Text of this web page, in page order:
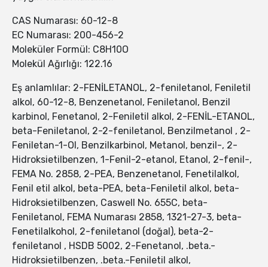
CAS Numarası: 60-12-8
EC Numarası: 200-456-2
Moleküler Formül: C8H10O
Molekül Ağırlığı: 122.16
Eş anlamlılar: 2-FENİLETANOL, 2-feniletanol, Feniletil
alkol, 60-12-8, Benzenetanol, Feniletanol, Benzil
karbinol, Fenetanol, 2-Feniletil alkol, 2-FENİL-ETANOL,
beta-Feniletanol, 2-2-feniletanol, Benzilmetanol , 2-
Feniletan-1-Ol, Benzilkarbinol, Metanol, benzil-, 2-
Hidroksietilbenzen, 1-Fenil-2-etanol, Etanol, 2-fenil-,
FEMA No. 2858, 2-PEA, Benzenetanol, Fenetilalkol,
Fenil etil alkol, beta-PEA, beta-Feniletil alkol, beta-
Hidroksietilbenzen, Caswell No. 655C, beta-
Feniletanol, FEMA Numarası 2858, 1321-27-3, beta-
Fenetilalkohol, 2-feniletanol (doğal), beta-2-
feniletanol , HSDB 5002, 2-Fenetanol, .beta.-
Hidroksietilbenzen, .beta.-Feniletil alkol,